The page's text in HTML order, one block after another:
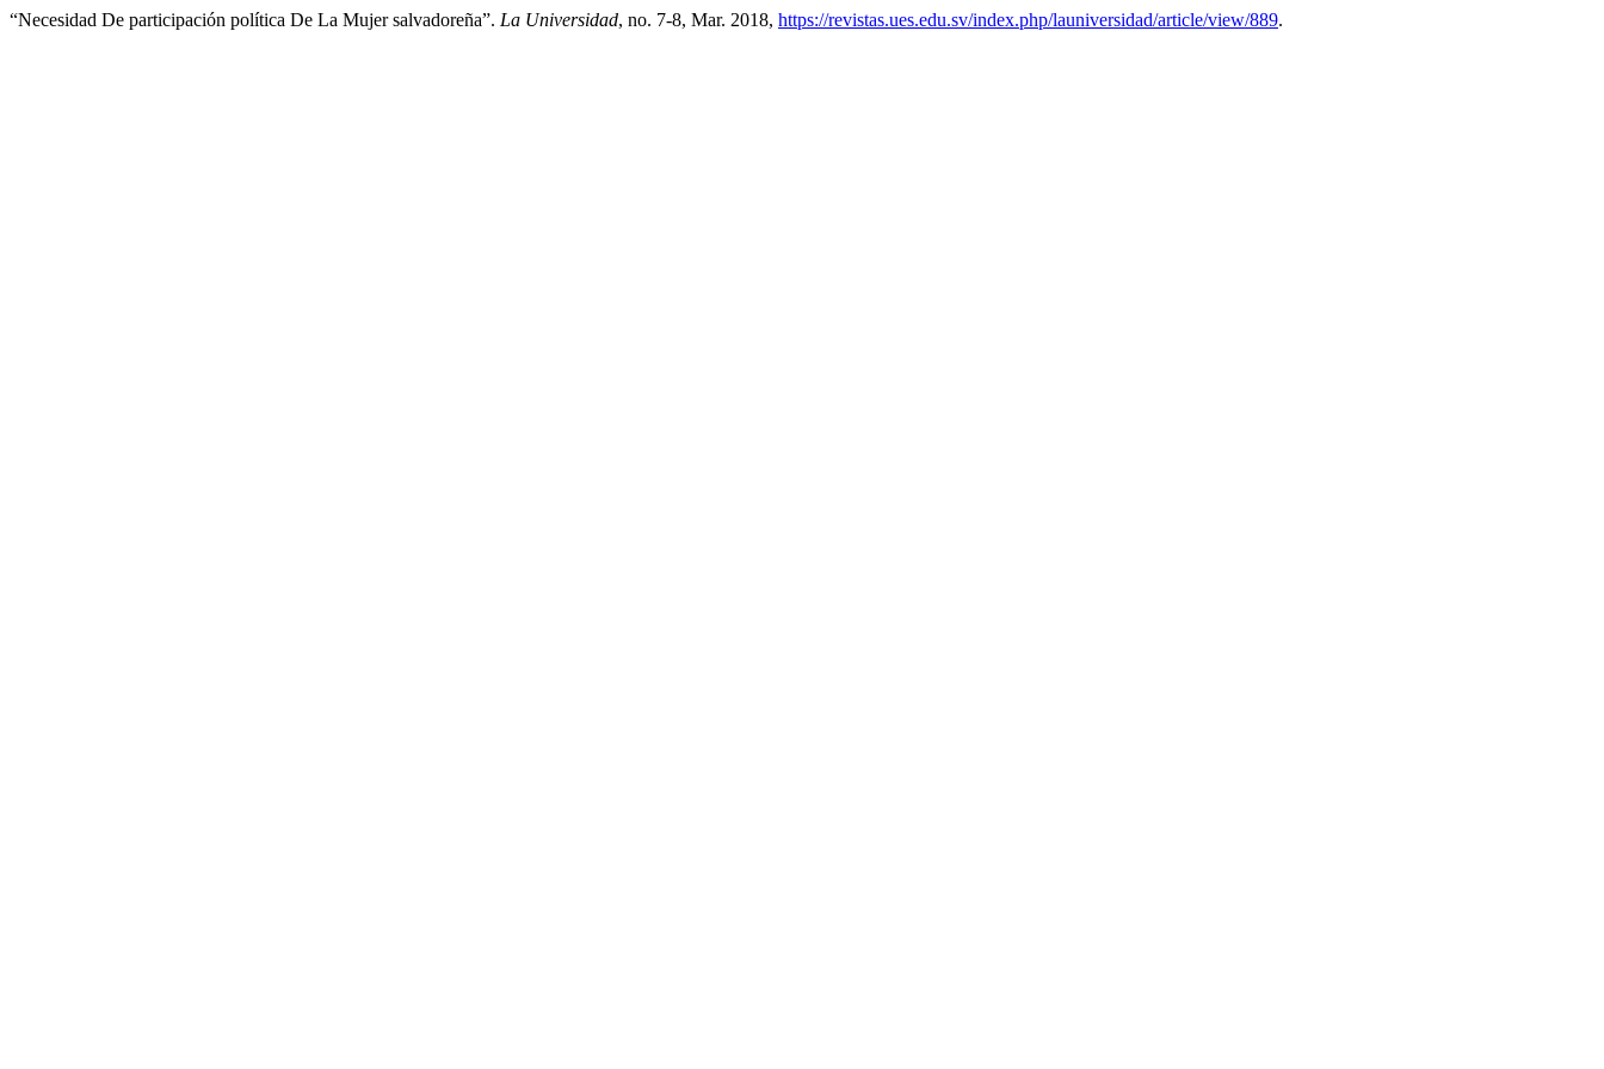
“Necesidad De participación política De La Mujer salvadoreña”. La Universidad, no. 7-8, Mar. 2018, https://revistas.ues.edu.sv/index.php/launiversidad/article/view/889.